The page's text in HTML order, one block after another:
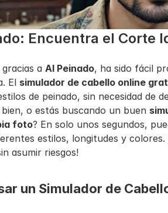
Encuentra el Corte
a AI Peinado, ha sido fácil
El simulador de cabello online
de peinado, sin necesidad de
o estás buscando un buen
foto? En solo unos segundos,
estilos, longitudes y colores.
asumir riesgos!
un Simulador de